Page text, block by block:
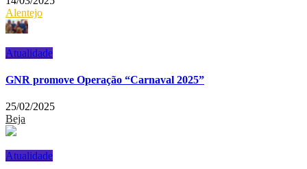
Alentejo
Atualidade
GNR promove Operação “Carnaval 2025”
25/02/2025
Beja
Atualidade